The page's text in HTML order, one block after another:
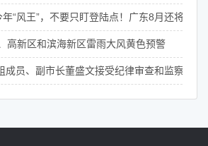
年“风王”，不要只盯登陆点！广东8月还将有4
高新区和滨海新区雷雨大风黄色预警
成员、副市长董盛文接受纪律审查和监察调查